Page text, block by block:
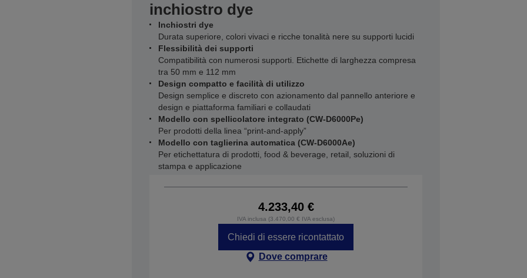
inchiostro dye
Inchiostri dye
Durata superiore, colori vivaci e ricche tonalità nere su supporti lucidi
Flessibilità dei supporti
Compatibilità con numerosi supporti. Etichette di larghezza compresa
tra 50 mm e 112 mm
Design compatto e facilità di utilizzo
Design semplice e discreto con azionamento dal pannello anteriore e
design e piattaforma familiari e collaudati
Modello con spellicolatore integrato (CW-D6000Pe)
Per prodotti della linea “print-and-apply”
Modello con taglierina automatica (CW-D6000Ae)
Per etichettatura di prodotti, food & beverage, retail, soluzioni di
stampa e applicazione
4.233,40 €
IVA inclusa (3.470,00 € IVA esclusa)
Chiedi di essere ricontattato
Dove comprare